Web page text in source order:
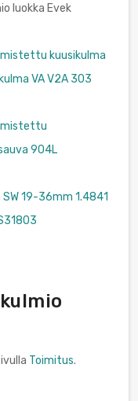
luokka Evek
kuusikulma
VA V2A 303
904L
19-36mm 1.4841
Toimitus.